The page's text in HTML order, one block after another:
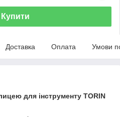
Купити
Доставка Оплата Умови
для інструменту TORIN